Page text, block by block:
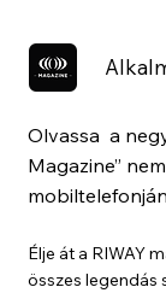
Olvassa a
Magazine”
Élje át a RIWAY
összes legendás